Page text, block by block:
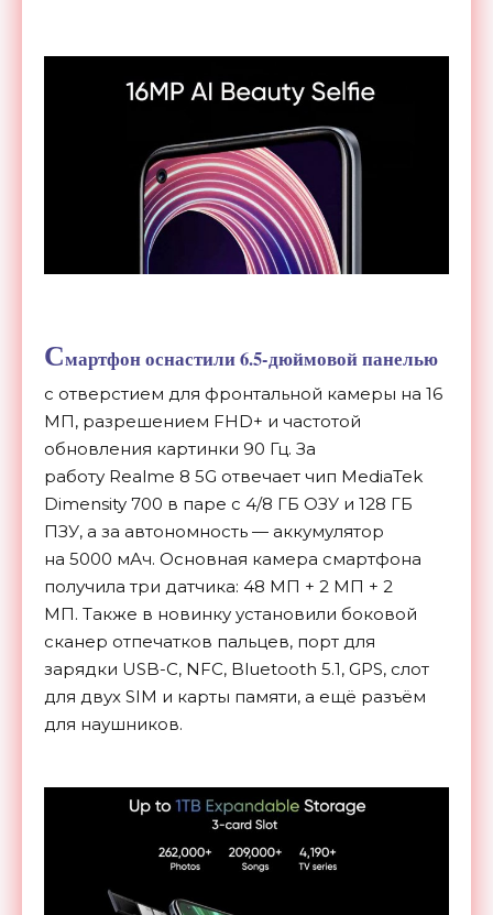
Смартфон оснастили 6.5-дюймовой панелью
с отверстием для фронтальной камеры на 16
МП, разрешением FHD+ и частотой
обновления картинки 90 Гц. За
работу Realme 8 5G отвечает чип MediaTek
Dimensity 700 в паре с 4/8 ГБ ОЗУ и 128 ГБ
ПЗУ, а за автономность — аккумулятор
на 5000 мАч. Основная камера смартфона
получила три датчика: 48 МП + 2 МП + 2
МП. Также в новинку установили боковой
сканер отпечатков пальцев, порт для
зарядки USB-C, NFC, Bluetooth 5.1, GPS, слот
для двух SIM и карты памяти, а ещё разъём
для наушников.